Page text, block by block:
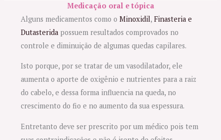
Medicação oral e tópica
Alguns medicamentos como oMinoxidil,Finasteria e
Dutasterida possuem resultados comprovados no
controle e diminuição de algumas quedas capilares.
Isto porque, por se tratar de um vasodilatador, ele
aumenta o aporte de oxigênio e nutrientes para a raiz
do cabelo, e dessa forma influencia na queda, no
crescimento do fio e no aumento da sua espessura.
Entretanto deve ser prescrito por um médico pois tem